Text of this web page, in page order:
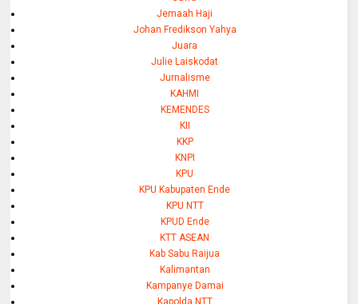
Jemaah Haji
Johan Fredikson Yahya
Juara
Julie Laiskodat
Jurnalisme
KAHMI
KEMENDES
KII
KKP
KNPI
KPU
KPU Kabupaten Ende
KPU NTT
KPUD Ende
KTT ASEAN
Kab Sabu Raijua
Kalimantan
Kampanye Damai
Kapolda NTT